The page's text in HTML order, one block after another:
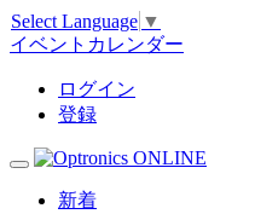
Select Language ▼
イベントカレンダー
ログイン
登録
新着